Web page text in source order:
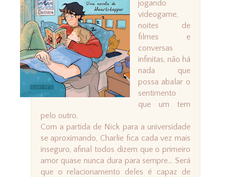
jogando
videogame,
noites de
filmes e
conversas
infinitas, não há
nada que
possa abalar o
sentimento
que um tem
pelo outro.
Com a partida de Nick para a universidade
se aproximando, Charlie fica cada vez mais
inseguro, afinal todos dizem que o primeiro
amor quase nunca dura para sempre... Será
que o relacionamento deles é capaz de